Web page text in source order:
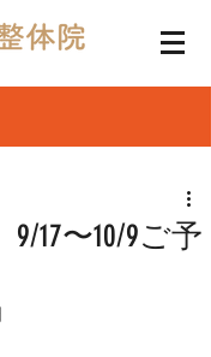
17〜10/9ご予